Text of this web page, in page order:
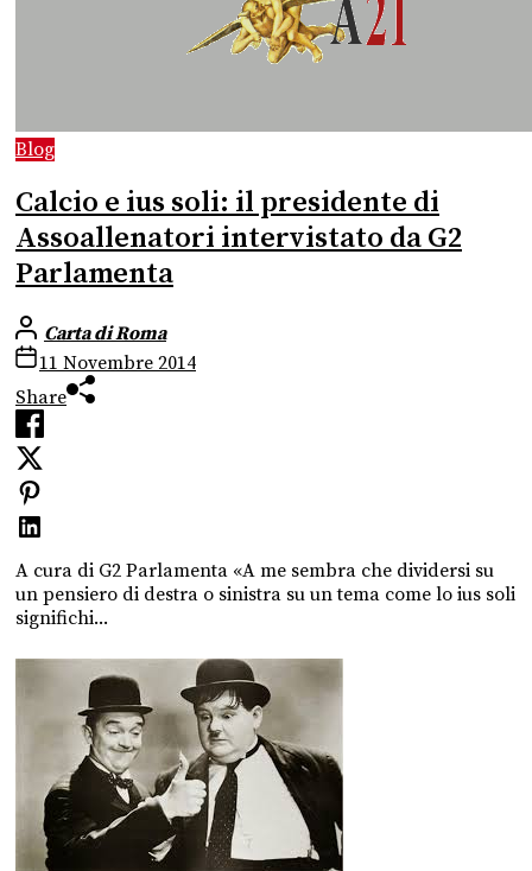
Blog
Calcio e ius soli: il presidente di
Assoallenatori intervistato da G2
Parlamenta
Carta di Roma
11 Novembre 2014
Share
A cura di G2 Parlamenta «A me sembra che dividersi su
un pensiero di destra o sinistra su un tema come lo ius soli
significhi...